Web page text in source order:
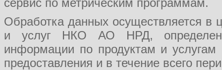
сервис по метрическим программам.
Обработка данных осуществляется в
и услуг НКО АО НРД, определения
информации по продуктам и
предоставления и в течение всего